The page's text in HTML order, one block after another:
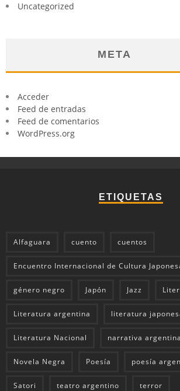
Uncategorized
META
Acceder
Feed de entradas
Feed de comentarios
WordPress.org
ETIQUETAS
Alfaguara cuento cuentos
Encuentro Internacional de Cultura
género negro Japón Jazz
Literatura argentina literatura
Literatura Nacional narrativa argentina
Novela Negra Poesía poesía
Satori teatro argentino terror